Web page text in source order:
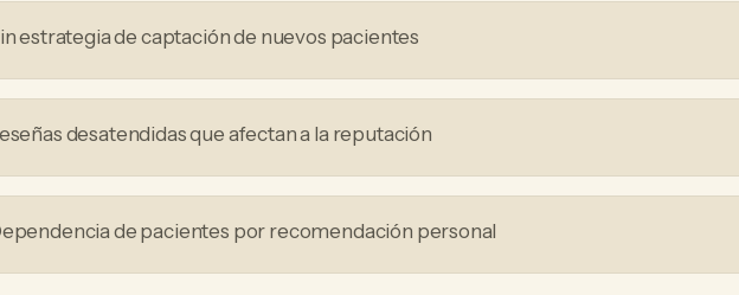
estrategia de captación de nuevos pacientes
desatendidas que afectan a la reputación
de pacientes por recomendación personal